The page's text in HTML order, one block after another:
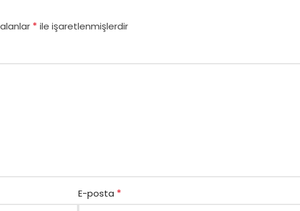
* ile işaretlenmişlerdir
E-posta *